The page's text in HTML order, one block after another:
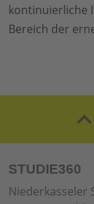
kontinuierliche
Bereich der
STUDIE360
Niederkasseler